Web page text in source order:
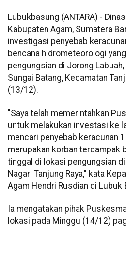
Lubukbasung (ANTARA) -
Kabupaten Agam, Sumatera
investigasi penyebab
bencana hidrometeorologi
pengungsian di Jorong
Sungai Batang, Kecamatan
(13/12).
"Saya telah memerintahkan
untuk melakukan investasi ke
mencari penyebab keracunan
merupakan korban terdampak
tinggal di lokasi pengungsian
Nagari Tanjung Raya," kata
Agam Hendri Rusdian di Lubuk
Ia mengatakan pihak
lokasi pada Minggu (14/12)